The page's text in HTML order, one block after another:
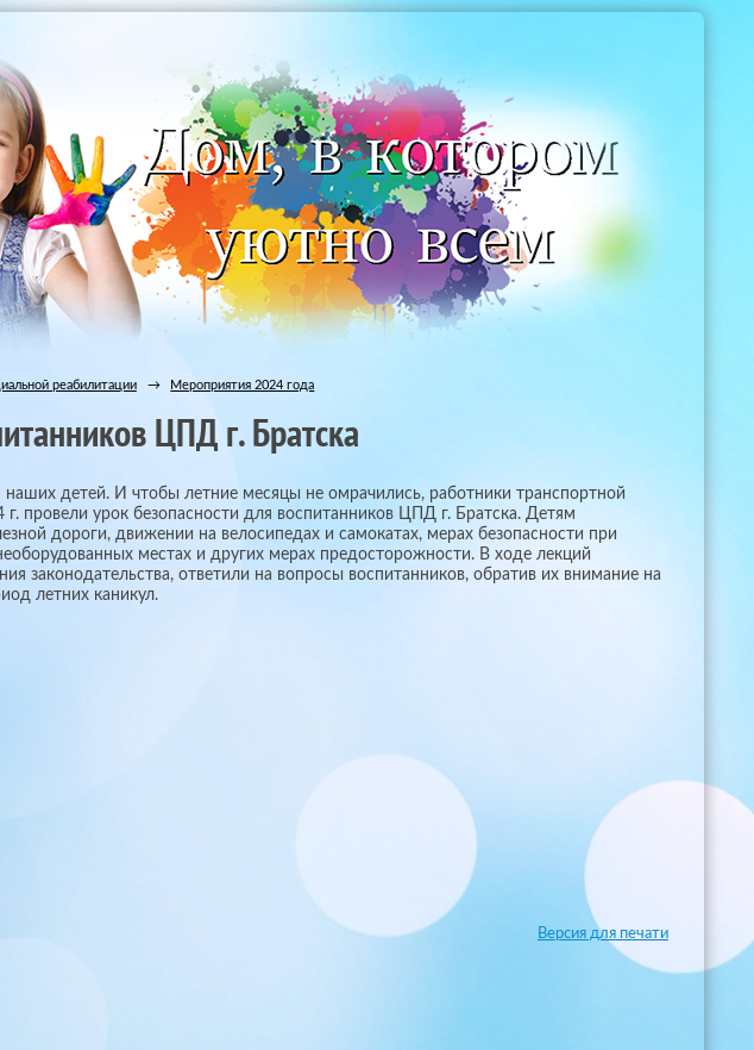
реабилитации → Мероприятия 2024 года
ЦПД г. Братска
детей. И чтобы летние месяцы не омрачились, работники транспортной
провели урок безопасности для воспитанников ЦПД г. Братска. Детям
дороги, движении на велосипедах и самокатах, мерах безопасности при
местах и других мерах предосторожности. В ходе лекций
законодательства, ответили на вопросы воспитанников, обратив их внимание на
летних каникул.
Версия для печати